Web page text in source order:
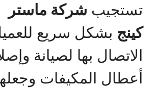
تستجيب شركة ماستر
كينج بشكل سريع
الاتصال بها لصيانة
أعطال المكيفات